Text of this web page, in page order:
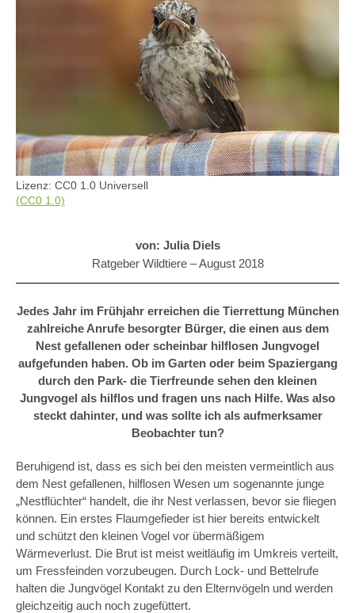
Lizenz: CC0 1.0 Universell
(CC0 1.0)
von: Julia Diels
Ratgeber Wildtiere –August 2018
Jedes Jahr im Frühjahr erreichen die Tierrettung München
zahlreiche Anrufe besorgter Bürger, die einen aus dem
Nest gefallenen oder scheinbar hilflosen Jungvogel
aufgefunden haben. Ob im Garten oder beim Spaziergang
durch den Park- die Tierfreunde sehen den kleinen
Jungvogel als hilflos und fragen uns nach Hilfe. Was also
steckt dahinter, und was sollte ich als aufmerksamer
Beobachter tun?
Beruhigend ist, dass es sich bei den meisten vermeintlich aus
dem Nest gefallenen, hilflosen Wesen um sogenannte junge
„Nestflüchter“ handelt, die ihr Nest verlassen, bevor sie fliegen
können. Ein erstes Flaumgefieder ist hier bereits entwickelt
und schützt den kleinen Vogel vor übermäßigem
Wärmeverlust. Die Brut ist meist weitläufig im Umkreis verteilt,
um Fressfeinden vorzubeugen. Durch Lock- und Bettelrufe
halten die Jungvögel Kontakt zu den Elternvögeln und werden
gleichzeitig auch noch zugefüttert.